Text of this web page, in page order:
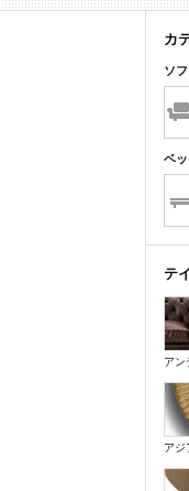
カ
ソ
ベッ
テ
アン
アジ